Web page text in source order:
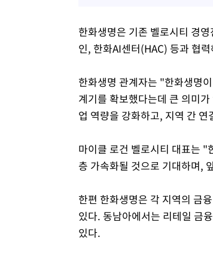
한화생명은 기존 벨로시티 경
인, 한화AI센터(HAC) 등과 협
한화생명 관계자는 "한화생명
계기를 확보했다는데 큰 의미
업 역량을 강화하고, 지역 간
마이클 로건 벨로시티 대표는 "
층 가속화될 것으로 기대하며,
한편 한화생명은 각 지역의 금
있다. 동남아에서는 리테일 금
있다.